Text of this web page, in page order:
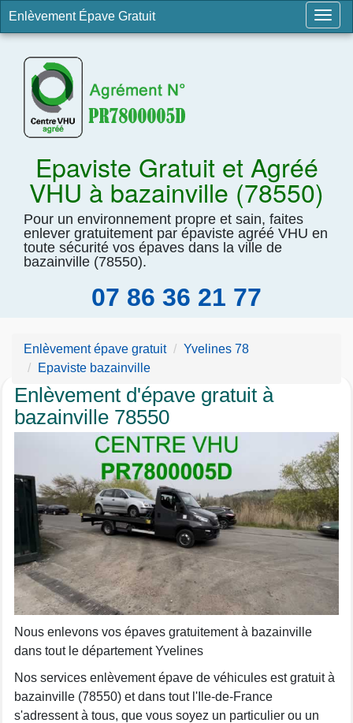
Enlèvement Épave Gratuit
Epaviste Gratuit et Agréé
VHU à bazainville (78550)
Pour un environnement propre et sain, faites
enlever gratuitement par épaviste agréé VHU en
toute sécurité vos épaves dans la ville de
bazainville (78550).
07 86 36 21 77
Enlèvement épave gratuit
Yvelines 78
Epaviste bazainville
Enlèvement d'épave gratuit à
bazainville 78550
Nous enlevons vos épaves gratuitement à bazainville
dans tout le département Yvelines
Nos services enlèvement épave de véhicules est gratuit à
bazainville (78550) et dans tout l'Ile-de-France
s'adressent à tous, que vous soyez un particulier ou un